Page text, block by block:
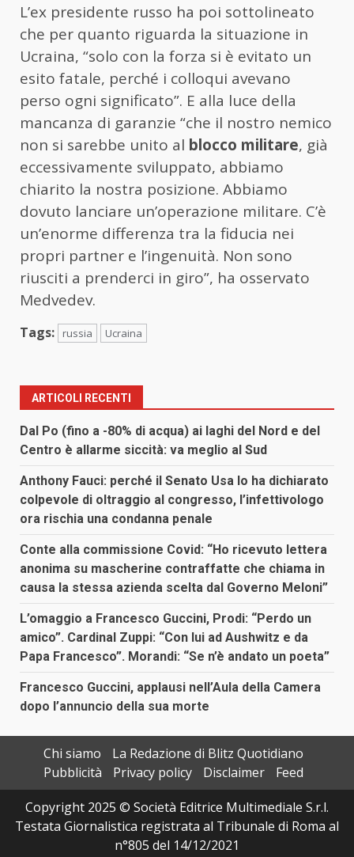
L’ex presidente russo ha poi sottolineato
che per quanto riguarda la situazione in
Ucraina, “solo con la forza si è evitato un
esito fatale, perché i colloqui avevano
perso ogni significato”. E alla luce della
mancanza di garanzie “che il nostro nemico
non si sarebbe unito al blocco militare, già
eccessivamente sviluppato, abbiamo
chiarito la nostra posizione. Abbiamo
dovuto lanciare un’operazione militare. C’è
un’enorme differenza tra la fiducia nei
propri partner e l’ingenuità. Non sono
riusciti a prenderci in giro”, ha osservato
Medvedev.
Tags: russia Ucraina
ARTICOLI RECENTI
Dal Po (fino a -80% di acqua) ai laghi del Nord e del
Centro è allarme siccità: va meglio al Sud
Anthony Fauci: perché il Senato Usa lo ha dichiarato
colpevole di oltraggio al congresso, l’infettivologo
ora rischia una condanna penale
Conte alla commissione Covid: “Ho ricevuto lettera
anonima su mascherine contraffatte che chiama in
causa la stessa azienda scelta dal Governo Meloni”
L’omaggio a Francesco Guccini, Prodi: “Perdo un
amico”. Cardinal Zuppi: “Con lui ad Aushwitz e da
Papa Francesco”. Morandi: “Se n’è andato un poeta”
Francesco Guccini, applausi nell’Aula della Camera
dopo l’annuncio della sua morte
Chi siamo
La Redazione di Blitz Quotidiano
Pubblicità
Privacy policy Disclaimer
Feed
Copyright 2025 © Società Editrice Multimediale S.r.l.
Testata Giornalistica registrata al Tribunale di Roma al
n°805 del 14/12/2021